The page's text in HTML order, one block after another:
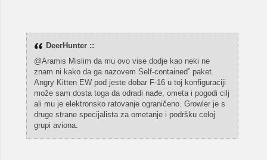
DeerHunter ::
@Aramis Mislim da mu ovo vise dodje kao neki ne
znam ni kako da ga nazovem Self-contained” paket.
Angry Kitten EW pod jeste dobar F-16 u toj konfiguraciji
može sam dosta toga da odradi nađe, ometa i pogodi cilj
ali mu je elektronsko ratovanje ograničeno. Growler je s
druge strane specijalista za ometanje i podršku celoj
grupi aviona.